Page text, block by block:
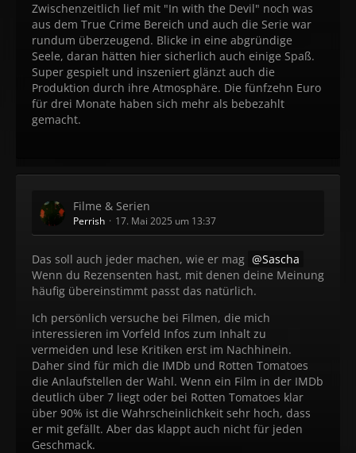
Zwischenzeitlich lief mit "In with the Devil" noch was
aus dem True Crime Bereich und auch die Serie war
rundum überzeugend. Blicke in eine abgründige
Seele, daran hätten hier sicherlich auch einige Spaß.
Super gespielt und inszeniert glänzt auch die
Produktion durch ihre Atmosphäre. Die fünfzehn Euro
für drei Monate haben sich mehr als bebezahlt
gemacht.
Filme & Serien
Perrish 17. Mai 2025 um 13:37
Das soll auch jeder machen, wie er mag
Sascha
Wenn du Rezensenten hast, mit denen deine Meinung
häufig übereinstimmt passt das natürlich.
Ich persönlich versuche bei Filmen, die mich
interessieren im Vorfeld Infos zum Inhalt zu
vermeiden und lese Kritiken erst im Nachhinein.
Daher sind für mich die IMDb und Rotten Tomatoes
die Anlaufstellen der Wahl. Wenn ein Film in der IMDb
deutlich über 7 liegt oder bei Rotten Tomatoes klar
über 90% ist die Wahrscheinlichkeit sehr hoch, dass
er mit gefällt. Aber das klappt auch nicht für jeden
Geschmack.